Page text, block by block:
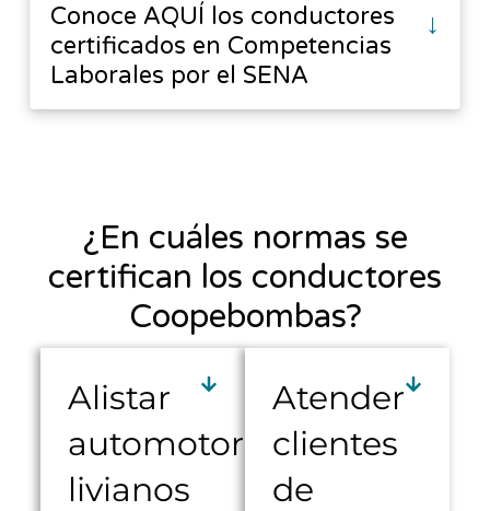
Conoce AQUÍ los conductores
certificados en Competencias
Laborales por el SENA
↓
¿En cuáles normas se
certifican los conductores
Coopebombas?
Alistar
automotores
livianos
Atender
clientes
de